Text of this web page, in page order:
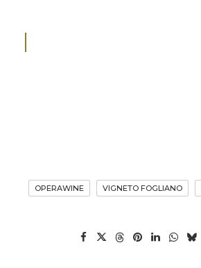
OPERAWINE VIGNETO FOGLIANO